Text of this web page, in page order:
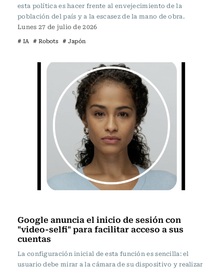
esta política es hacer frente al envejecimiento de la
población del país y a la escasez de la mano de obra.
Lunes 27 de julio de 2026
# IA # Robots # Japón
Google anuncia el inicio de sesión con
"video-selfi" para facilitar acceso a sus
cuentas
La configuración inicial de esta función es sencilla: el
usuario debe mirar a la cámara de su dispositivo y realizar